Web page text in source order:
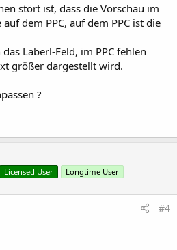
stört ist, dass die Vorschau im
dem PPC, auf dem PPC ist die
Laberl-Feld, im PPC fehlen
größer dargestellt wird.
?
Licensed User Longtime User
#4